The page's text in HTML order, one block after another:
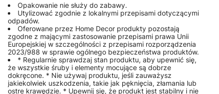
Opakowanie nie służy do zabawy.
Utylizować zgodnie z lokalnymi przepisami dotyczącymi
odpadów.
Oferowane przez Home Decor produkty pozostają
zgodne z mającymi zastosowanie przepisami prawa Unii
Europejskiej w szczególności z przepisami rozporządzenia
2023/988 w sprawie ogólnego bezpieczeństwa produktów.
* Regularnie sprawdzaj stan produktu, aby upewnić się,
że wszystkie śruby i elementy mocujące są dobrze
dokręcone. * Nie używaj produktu, jeśli zauważysz
jakiekolwiek uszkodzenia, takie jak pęknięcia, złamania lub
ostre krawędzie. * Upewnij się, że produkt jest stabilny i nie